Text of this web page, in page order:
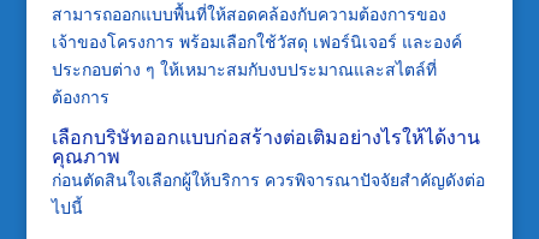
สามารถออกแบบพื้นที่ให้สอดคล้องกับความต้องการของ
เจ้าของโครงการ พร้อมเลือกใช้วัสดุ เฟอร์นิเจอร์ และองค์
ประกอบต่าง ๆ ให้เหมาะสมกับงบประมาณและสไตล์ที่
ต้องการ
เลือกบริษัทออกแบบก่อสร้างต่อเติมอย่างไรให้ได้งาน
คุณภาพ
ก่อนตัดสินใจเลือกผู้ให้บริการ ควรพิจารณาปัจจัยสำคัญดังต่อ
ไปนี้